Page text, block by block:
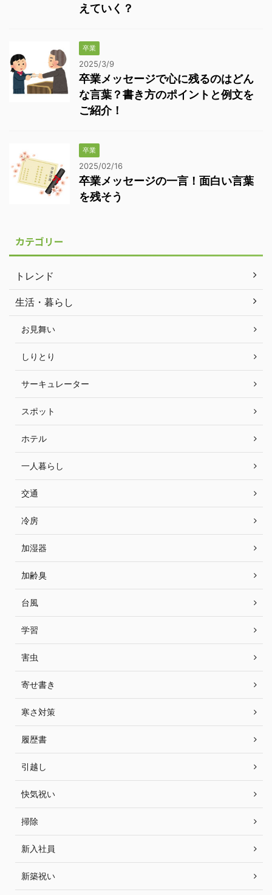
えていく？
卒業
2025/3/9
卒業メッセージで心に残るのはどん
な言葉？書き方のポイントと例文を
ご紹介！
卒業
2025/02/16
卒業メッセージの一言！面白い言葉
を残そう
カテゴリー
トレンド
生活・暮らし
お見舞い
しりとり
サーキュレーター
スポット
ホテル
一人暮らし
交通
冷房
加湿器
加齢臭
台風
学習
害虫
寄せ書き
寒さ対策
履歴書
引越し
快気祝い
掃除
新入社員
新築祝い